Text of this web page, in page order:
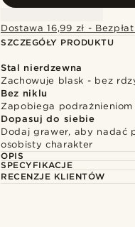
Dostawa 16,99 zł -
SZCZEGÓŁY PRODUKTU
Stal nierdzewna
Zachowuje blask - bez
Bez niklu
Zapobiega
Dopasuj do siebie
Dodaj grawer, aby nadać
osobisty charakter
OPIS
SPECYFIKACJE
RECENZJE KLIENTÓW